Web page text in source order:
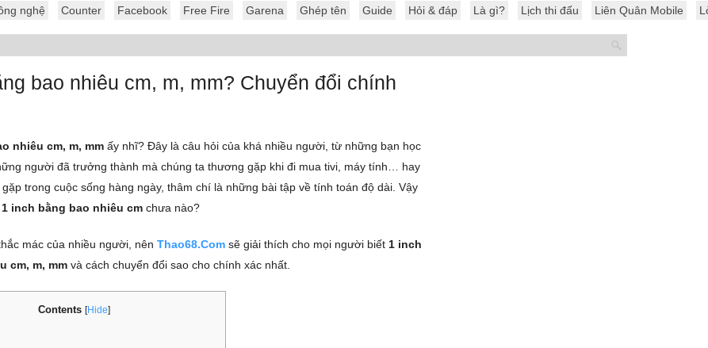
nghệ Counter Facebook Free Fire Garena Ghép tên Guide Hỏi & đáp Là gì? Lịch thi đấu Liên Quân Mobile
bao nhiêu cm, m, mm? Chuyển đổi chính
nhiêu cm, m, mm ấy nhĩ? Đây là câu hỏi của khá nhiều người, từ những bạn học
người đã trưởng thành mà chúng ta thương gặp khi đi mua tivi, máy tính… hay
trong cuộc sống hàng ngày, thâm chí là những bài tập về tính toán độ dài. Vậy
1 inch bằng bao nhiêu cm chưa nào?
mác của nhiều người, nên Thao68.Com sẽ giải thích cho mọi người biết 1 inch
cm, m, mm và cách chuyển đổi sao cho chính xác nhất.
Contents [Hide]